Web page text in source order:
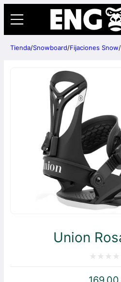
Tienda/Snowboard/Fijaciones Snow/
Union